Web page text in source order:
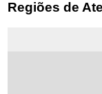
Regiões de